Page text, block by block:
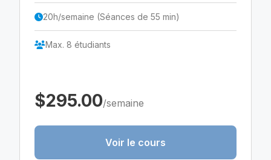
20h/semaine (Séances de 55 min)
Max. 8 étudiants
$295.00/semaine
Voir le cours